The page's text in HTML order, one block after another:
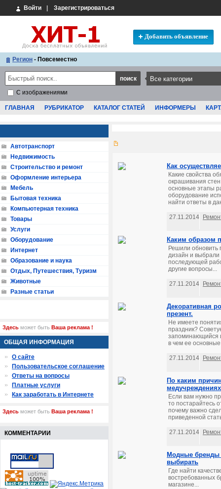
Войти Зарегистрироваться
Добавить объявление
Регион - Повсеместно
С изображениями
ГЛАВНАЯ РУБРИКАТОР КАТАЛОГ СТАТЕЙ ИНФОРМЕРЫ
Как
Какие свойства
окрашивания
основные этапы
оборудование
найти ответы в
27.11.2014
Каким образом
Решили обновить
дизайн и выбрали
последующей
другие вопросы...
27.11.2014
Декоративная
презент.
Не имеете
праздник?
запоминающийся
в чем ее
27.11.2014
По каким
Если вам нужно
то постарайтесь
почему важно
приведенной
27.11.2014
Модные бренды
выбирать
Где найти
востребованных
магазине...
Автотранспорт
Недвижимость
Строительство и ремонт
Оформление интерьера
Мебель
Бытовая техника
Компьютерная техника
Товары
Услуги
Оборудование
Интернет
Образование и наука
Отдых, Путешествия, Туризм
Животные
Разные статьи
Здесь может быть Ваша реклама !
ОБЩАЯ ИНФОРМАЦИЯ
О сайте
Пользовательское соглашение
Ответы на вопросы
Платные услуги
Как заработать в Интернете
Здесь может быть Ваша реклама !
КОММЕНТАРИИ